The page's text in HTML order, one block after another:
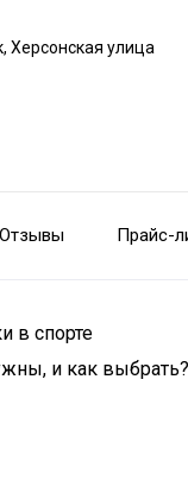
Херсонская улица
Отзывы Прайс-
в спорте
и как выбрать?